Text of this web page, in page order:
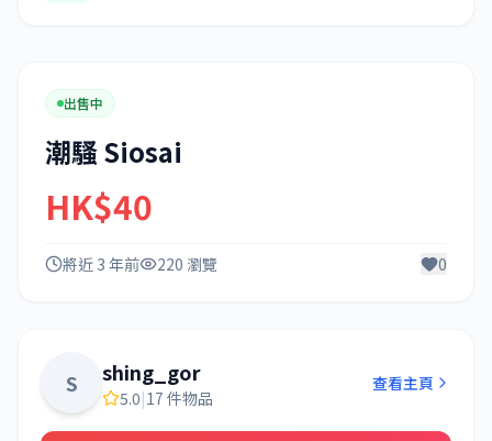
出售中
潮騷 Siosai
HK$40
將近 3 年前 220 瀏覽 0
S shing_gor
5.0|17 件物品
查看主頁